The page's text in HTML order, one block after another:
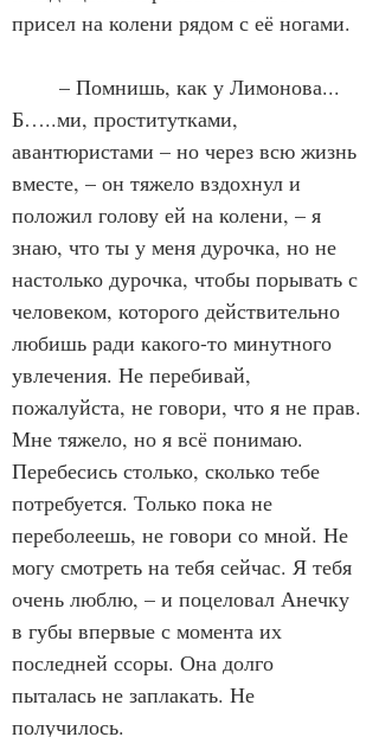
присел на колени рядом с её ногами.
Б…..ми, проститутками,
авантюристами – но через всю жизнь
вместе, – он тяжело вздохнул и
положил голову ей на колени, – я
знаю, что ты у меня дурочка, но не
настолько дурочка, чтобы порывать с
человеком, которого действительно
любишь ради какого-то минутного
увлечения. Не перебивай,
пожалуйста, не говори, что я не прав.
Мне тяжело, но я всё понимаю.
Перебесись столько, сколько тебе
потребуется. Только пока не
переболеешь, не говори со мной. Не
могу смотреть на тебя сейчас. Я тебя
очень люблю, – и поцеловал Анечку
в губы впервые с момента их
последней ссоры. Она долго
пыталась не заплакать. Не
получилось.